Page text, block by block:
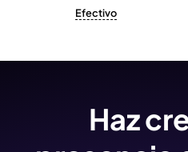
Efectivo
Haz